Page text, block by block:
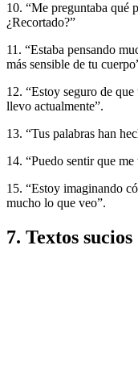
10. “Me preguntaba qué
¿Recortado?”
11. “Estaba pensando
más sensible de tu
12. “Estoy seguro de
llevo actualmente”.
13. “Tus palabras han
14. “Puedo sentir que
15. “Estoy imaginando
mucho lo que veo”.
7. Textos